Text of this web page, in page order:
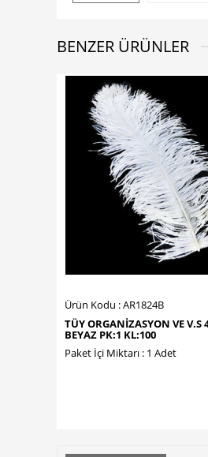
BENZER ÜRÜNLER
Ürün Kodu : AR1824B
TÜY ORGANİZASYON VE V.S
BEYAZ PK:1 KL:100
Paket İçi Miktarı : 1 Adet